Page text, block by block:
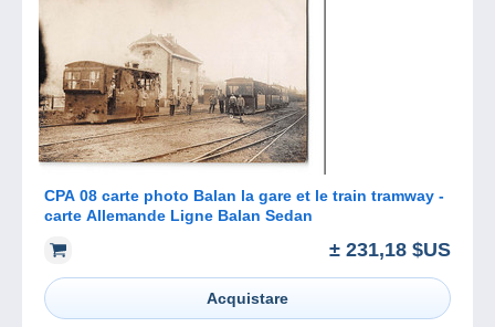
CPA 08 carte photo Balan la gare et le train tramway -
carte Allemande Ligne Balan Sedan
± 231,18 $US
Acquistare